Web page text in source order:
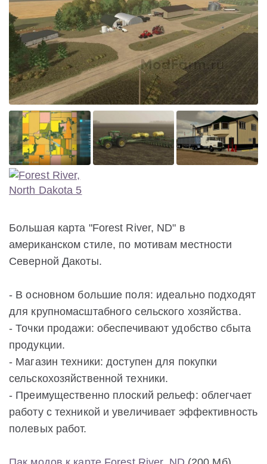
Большая карта "Forest River, ND" в
американском стиле, по мотивам местности
Северной Дакоты.
- В основном большие поля: идеально подходят
для крупномасштабного сельского хозяйства.
- Точки продажи: обеспечивают удобство сбыта
продукции.
- Магазин техники: доступен для покупки
сельскохозяйственной техники.
- Преимущественно плоский рельеф: облегчает
работу с техникой и увеличивает эффективность
полевых работ.